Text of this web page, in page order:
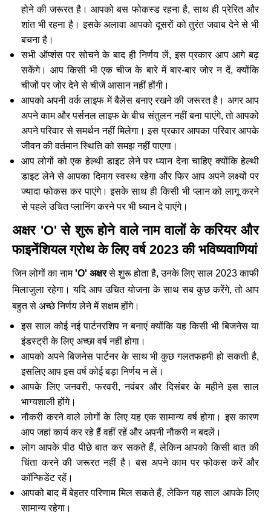
होने की जरूरत है। आपको बस फोकस्ड रहना है, साथ ही प्रेरित और
शांत भी रहना है। इसके अलावा आपको दूसरों को तुरंत जवाब देने से भी
बचना है।
सभी ऑप्शंस पर सोचने के बाद ही निर्णय लें, इस प्रकार आप आगे बढ़
सकेंगे। आप किसी भी एक चीज के बारे में बार-बार जोर न दें, क्योंकि
चीजों पर जोर देने से चीजें आसान नहीं होंगी।
आपको अपनी वर्क लाइफ में बैलेंस बनाए रखने की जरूरत है। अगर आप
अपने काम और पर्सनल लाइफ के बीच संतुलन नहीं बना पाएंगे, तो आपको
अपने परिवार से समर्थन नहीं मिलेगा। इस प्रकार आपका परिवार आपके
जीवन की वर्तमान स्थिति को समझ नहीं पाएगा।
आप लोगों को एक हेल्थी डाइट लेने पर ध्यान देना चाहिए क्योंकि हेल्थी
डाइट लेने से आपका दिमाग स्वस्थ रहेगा और फिर आप अपने लक्ष्यों पर
ज्यादा फोकस कर पाएंगे। इसके साथ ही किसी भी प्लान को लागू करने
से पहले उचित प्लानिंग करने पर भी ध्यान दे पाएंगे।
अक्षर 'O' से शुरू होने वाले नाम वालों के करियर और
फाइनेंशियल ग्रोथ के लिए वर्ष 2023 की भविष्यवाणियां
जिन लोगों का नाम'O' अक्षरसे शुरू होता है, उनके लिए साल 2023 काफी
मिलाजुला रहेगा। यदि आप उचित योजना के साथ सब कुछ करेंगे, तो आप
बहुत से अच्छे निर्णय लेने में सक्षम होंगे।
इस साल कोई नई पार्टनरशिप न बनाएं क्योंकि यह किसी भी बिजनेस या
इंडस्ट्री के लिए अच्छा वर्ष नहीं होगा।
आपको अपने बिजनेस पार्टनर के साथ भी कुछ गलतफहमी हो सकती है,
इसलिए आप इस वर्ष कोई बड़ा निर्णय न लें।
आपके लिए जनवरी, फरवरी, नवंबर और दिसंबर के महीने इस साल
भाग्यशाली होंगे।
नौकरी करने वाले लोगों के लिए यह एक सामान्य वर्ष होगा। इस कारण
आप जहां कार्य कर रहे हैं वहीं रहें और अपनी नौकरी न बदलें।
लोग आपके पीठ पीछे बात कर सकते हैं, लेकिन आपको किसी बात की
चिंता करने की जरूरत नहीं है। बस अपने काम पर फोकस करें और
कॉन्फिडेंट रहें।
आपको बाद में बेहतर परिणाम मिल सकते हैं, लेकिन यह साल आपके लिए
सामान्य रहेगा।